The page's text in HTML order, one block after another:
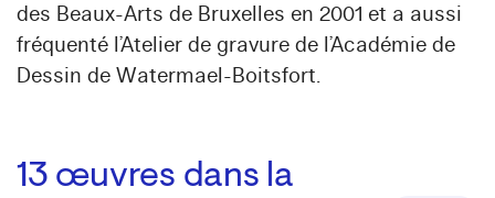
des Beaux-Arts de Bruxelles en 2001 et a aussi
fréquenté l’Atelier de gravure de l’Académie de
Dessin de Watermael-Boitsfort.
13 œuvres dans la